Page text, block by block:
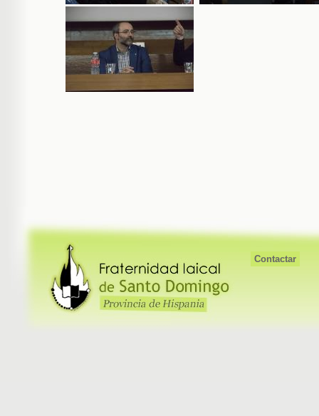
Contactar